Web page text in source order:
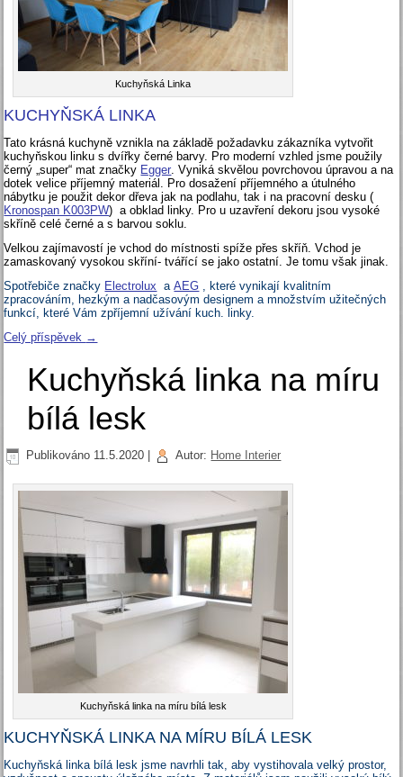
Kuchyňská Linka
KUCHYŇSKÁ LINKA
Tato krásná kuchyně vznikla na základě požadavku zákazníka vytvořit
kuchyňskou linku s dvířky černé barvy. Pro moderní vzhled jsme použily
černý „super“ mat značky Egger . Vyniká skvělou povrchovou úpravou a na
dotek velice příjemný materiál. Pro dosažení příjemného a útulného
nábytku je použit dekor dřeva jak na podlahu, tak i na pracovní desku (
Kronospan K003PW) a obklad linky. Pro u uzavření dekoru jsou vysoké
skříně celé černé a s barvou soklu.
Velkou zajímavostí je vchod do místnosti spíže přes skříň. Vchod je
zamaskovaný vysokou skříní- tvářící se jako ostatní. Je tomu však jinak.
Spotřebiče značky Electrolux aAEG , které vynikají kvalitním
zpracováním, hezkým a nadčasovým designem a množstvím užitečných
funkcí, které Vám zpříjemní užívání kuch. linky.
Celý příspěvek →
Kuchyňská linka na míru
bílá lesk
Publikováno 11.5.2020 Autor: Home Interier
Kuchyňská linka na míru bílá lesk
KUCHYŇSKÁ LINKA NA MÍRU BÍLÁ LESK
Kuchyňská linka bílá lesk jsme navrhli tak, aby vystihovala velký prostor,